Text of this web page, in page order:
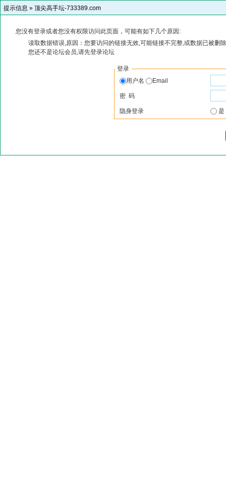
提示信息 » 顶尖高手坛-733389.com
您没有登录或者您没有权限访问此页面，可能有如下几个原因:
读取数据错误,原因：您要访问的链接无效,可能链接不完整,或数据已被删
您还不是论坛会员,请先登录论坛
登录
用户名
Email
密 码
隐身登录